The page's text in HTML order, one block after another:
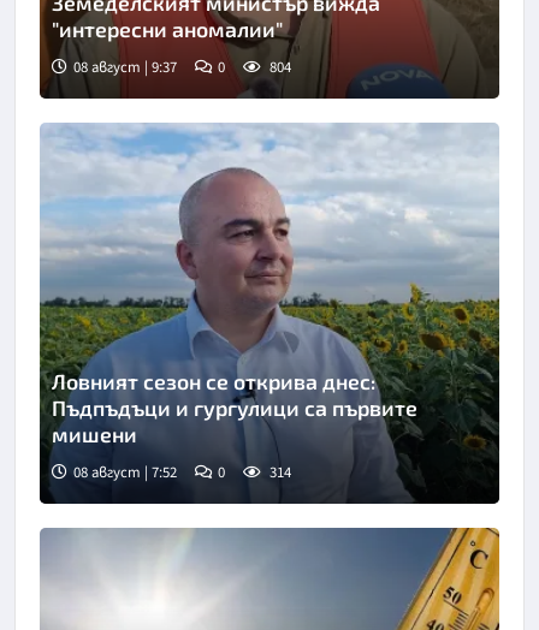
Снимка: Нова телевизия
"интересни аномалии"
08 август | 9:37 0 804
Снимка: БТА
Ловният сезон се открива днес:
Пъдпъдъци и гургулици са първите
мишени
08 август | 7:52 0 314